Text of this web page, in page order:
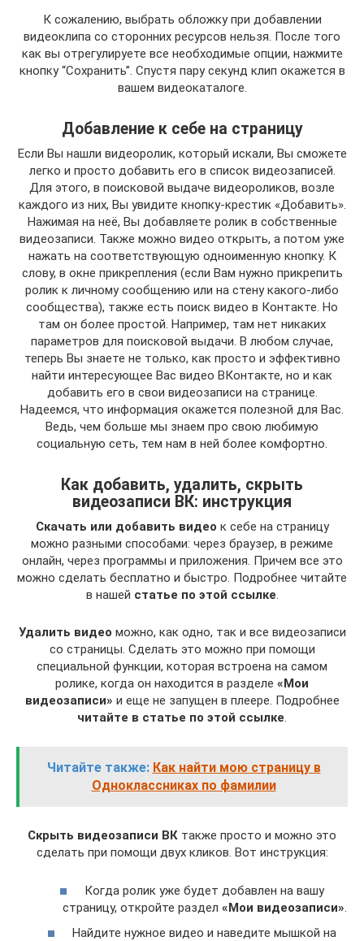
К сожалению, выбрать обложку при добавлении
видеоклипа со сторонних ресурсов нельзя. После того
как вы отрегулируете все необходимые опции, нажмите
кнопку “Сохранить”. Спустя пару секунд клип окажется в
вашем видеокаталоге.
Добавление к себе на страницу
Если Вы нашли видеоролик, который искали, Вы сможете
легко и просто добавить его в список видеозаписей.
Для этого, в поисковой выдаче видеороликов, возле
каждого из них, Вы увидите кнопку-крестик «Добавить».
Нажимая на неё, Вы добавляете ролик в собственные
видеозаписи. Также можно видео открыть, а потом уже
нажать на соответствующую одноименную кнопку. К
слову, в окне прикрепления (если Вам нужно прикрепить
ролик к личному сообщению или на стену какого-либо
сообщества), также есть поиск видео в Контакте. Но
там он более простой. Например, там нет никаких
параметров для поисковой выдачи. В любом случае,
теперь Вы знаете не только, как просто и эффективно
найти интересующее Вас видео ВКонтакте, но и как
добавить его в свои видеозаписи на странице.
Надеемся, что информация окажется полезной для Вас.
Ведь, чем больше мы знаем про свою любимую
социальную сеть, тем нам в ней более комфортно.
Как добавить, удалить, скрыть
видеозаписи ВК: инструкция
Скачать или добавить видео к себе на страницу
можно разными способами: через браузер, в режиме
онлайн, через программы и приложения. Причем все это
можно сделать бесплатно и быстро. Подробнее читайте
в нашей статье по этой ссылке.
Удалить видео можно, как одно, так и все видеозаписи
со страницы. Сделать это можно при помощи
специальной функции, которая встроена на самом
ролике, когда он находится в разделе «Мои
видеозаписи» и еще не запущен в плеере. Подробнее
читайте в статье по этой ссылке.
Читайте также: Как найти мою страницу в
Одноклассниках по фамилии
Скрыть видеозаписи ВК также просто и можно это
сделать при помощи двух кликов. Вот инструкция:
Когда ролик уже будет добавлен на вашу
страницу, откройте раздел «Мои видеозаписи»
Найдите нужное видео и наведите мышкой на